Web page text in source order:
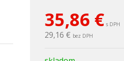
35,86 € s DPH
29,16 € bez DPH